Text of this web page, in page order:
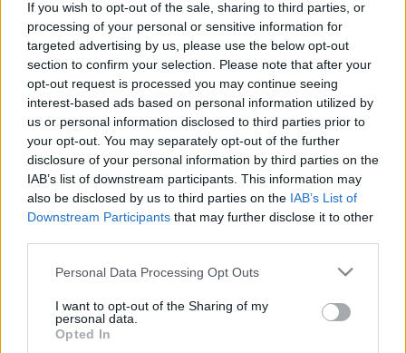
If you wish to opt-out of the sale, sharing to third parties, or
processing of your personal or sensitive information for
targeted advertising by us, please use the below opt-out
section to confirm your selection. Please note that after your
opt-out request is processed you may continue seeing
interest-based ads based on personal information utilized by
us or personal information disclosed to third parties prior to
your opt-out. You may separately opt-out of the further
disclosure of your personal information by third parties on the
IAB’s list of downstream participants. This information may
also be disclosed by us to third parties on the IAB’s List of
Downstream Participants that may further disclose it to other
Please note that this website/app uses one or more Google
not limited to your visit or usage behaviour. You may click to
grant or deny consent to Google and its third-party tags to
use your data for below specified purposes in below Google
Personal Data Processing Opt Outs
I want to opt-out of the Sharing of my
personal data.
Opted In
ennyi zsargonkifejezést, trágár szót le nem írtak, ki nem
mondtak az irodalomban. 1961-ben jelent meg második
kötete, a Kaddis és más költemények. Foglalkozott zenével
és fényképezéssel is, belevetette magát az 1960-as évek
társadalmi mozgalmaiba. A hippik mellett kapcsolatot
keresett a hírhedt Pokol Angyalaival is, hangos bírálója volt a
vietnami háborúnak és nem éppen adoniszi alkata dacára
gyakran fényképeztette magát meztelenül. Élő, személyes
találkozásai a közönséggel, az együttes éneklések és
szavalatok gyakran végződtek botránnyal, rendőrségi
elvezetéssel. Végül aztán elfogadták: 1972-ben megjelent
Fall of America című kötete megkapta a rangos National
Book Awardot. Ginsberg hívő buddhista volt, sokat meditált